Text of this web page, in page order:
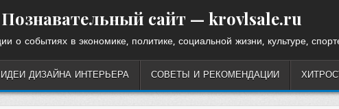
Познавательный сайт — krovlsale.ru
о событиях в экономике, политике, социальной жизни, культуре,
ИДЕИ ДИЗАЙНА ИНТЕРЬЕРА СОВЕТЫ И РЕКОМЕНДАЦИИ